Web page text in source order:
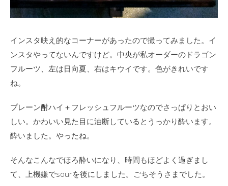
インスタ映え的なコーナーがあったので撮ってみました。イ
ンスタやってないんですけど。中央が私オーダーのドラゴン
フルーツ、左は日向夏、右はキウイです。色がきれいです
ね。
プレーン酎ハイ＋フレッシュフルーツなのでさっぱりとおい
しい。かわいい見た目に油断しているとうっかり酔います。
酔いました。やったね。
そんなこんなでほろ酔いになり、時間もほどよく過ぎまし
て、上機嫌でsourを後にしました。ごちそうさまでした。